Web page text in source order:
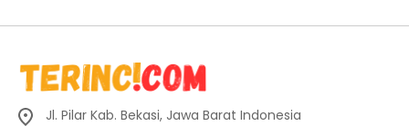
Jl. Pilar Kab. Bekasi, Jawa Barat Indonesia